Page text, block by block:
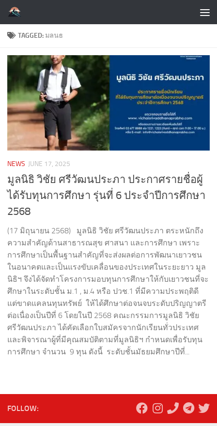
Skip to content
TAGGED: มลนธ
NEWS JUNE 17, 2025
มูลนิธิ วิชัย ศรีวัฒนประภา ประกาศรายชื่อผู้
ได้รับทุนการศึกษา รุ่นที่ 6 ประจำปีการศึกษา
2568
(17 มิถุนายน 2568) มูลนิธิ วิชัย ศรีวัฒนประภา ตระหนักถึง
ความสำคัญด้านสาธารณสุข ศาสนา และการศึกษา เพราะ
การศึกษาเป็นพื้นฐานสำคัญที่จะส่งผลต่อการพัฒนาเยาวชน
ในอนาคตและเป็นแรงขับเคลื่อนของประเทศในระยะยาว มูล
นิธิฯ จึงได้จัดทำโครงการมอบทุนการศึกษาให้กับเยาวชนที่จะ
ศึกษาในระดับชั้น ม.1 , ม.4 หรือ ปวช.1 ที่มีความประพฤติดี
แต่ขาดแคลนทุนทรัพย์ ให้ได้ศึกษาต่อจนจบระดับปริญญาตรี
ต่อเนื่องเป็นปีที่ 6 โดยในปี 2568 คณะกรรมการมูลนิธิ วิชัย
ศรีวัฒนประภา ได้คัดเลือกใบสมัครจากนักเรียนทั่วประเทศ
และพิจารณาผู้ที่มีคุณสมบัติตามที่มูลนิธิฯ กำหนดเพื่อรับทุน
การศึกษา จำนวน 9 ทุน ดังนี้ ระดับชั้นมัธยมศึกษาปีที่...
FOLLOW: